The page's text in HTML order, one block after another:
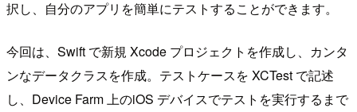
択し、自分のアプリを簡単にテストすることができます。
今回は、Swift で新規 Xcode プロジェクトを作成し、カンタ
ンなデータクラスを作成。テストケースを XCTest で記述
し、Device Farm 上のiOS デバイスでテストを実行するまで